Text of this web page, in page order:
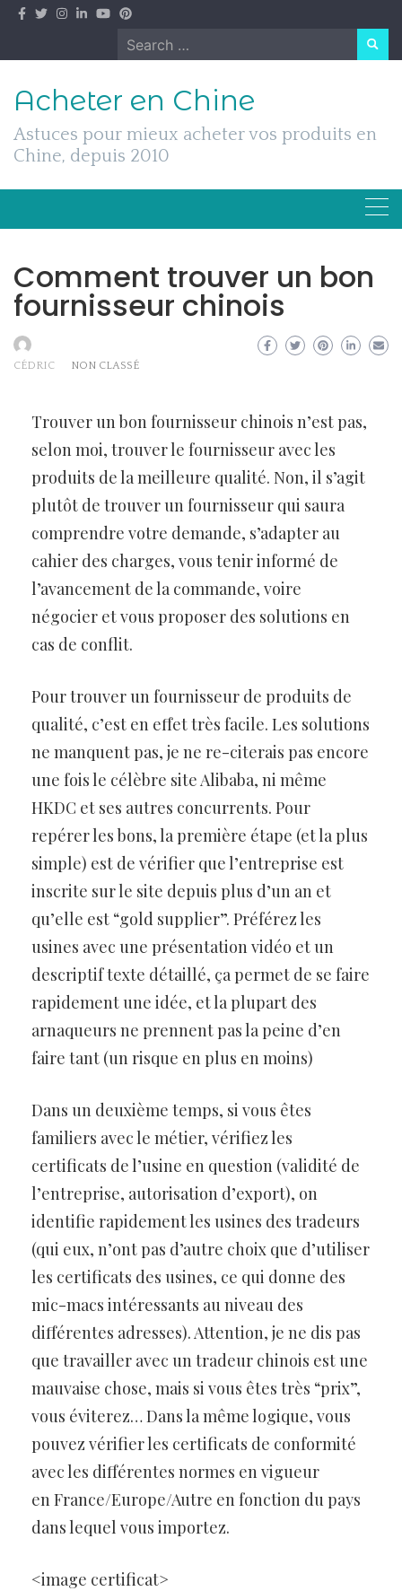
Skip
Search
for:
Acheter en Chine
Astuces pour mieux acheter vos produits en
Chine, depuis 2010
Comment trouver un bon
fournisseur chinois
CÉDRIC NON CLASSÉ
Trouver un bon fournisseur chinois n’est pas,
selon moi, trouver le fournisseur avec les
produits de la meilleure qualité. Non, il s’agit
plutôt de trouver un fournisseur qui saura
comprendre votre demande, s’adapter au
cahier des charges, vous tenir informé de
l’avancement de la commande, voire
négocier et vous proposer des solutions en
cas de conflit.
Pour trouver un fournisseur de produits de
qualité, c’est en effet très facile. Les solutions
ne manquent pas, je ne re-citerais pas encore
une fois le célèbre site Alibaba, ni même
HKDC et ses autres concurrents. Pour
repérer les bons, la première étape (et la plus
simple) est de vérifier que l’entreprise est
inscrite sur le site depuis plus d’un an et
qu’elle est “gold supplier”. Préférez les
usines avec une présentation vidéo et un
descriptif texte détaillé, ça permet de se faire
rapidement une idée, et la plupart des
arnaqueurs ne prennent pas la peine d’en
faire tant (un risque en plus en moins)
Dans un deuxième temps, si vous êtes
familiers avec le métier, vérifiez les
certificats de l’usine en question (validité de
l’entreprise, autorisation d’export), on
identifie rapidement les usines des tradeurs
(qui eux, n’ont pas d’autre choix que d’utiliser
les certificats des usines, ce qui donne des
mic-macs intéressants au niveau des
différentes adresses). Attention, je ne dis pas
que travailler avec un tradeur chinois est une
mauvaise chose, mais si vous êtes très “prix”,
vous éviterez… Dans la même logique, vous
pouvez vérifier les certificats de conformité
avec les différentes normes en vigueur
en France/Europe/Autre en fonction du pays
dans lequel vous importez.
<image certificat>